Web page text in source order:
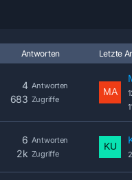
Antworten Letzte
Antworten
4
Zugriffe
683
Antworten
6
Zugriffe
2k